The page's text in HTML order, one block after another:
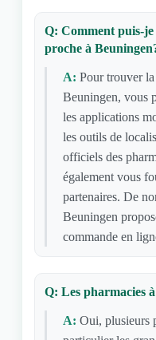
Q: Comment puis-
proche à
A: Pour trouver
Beuningen, vous
les applications
les outils de
officiels des
également vous
partenaires. De
Beuningen
commande en
Q: Les pharmacies
A: Oui, plusieurs